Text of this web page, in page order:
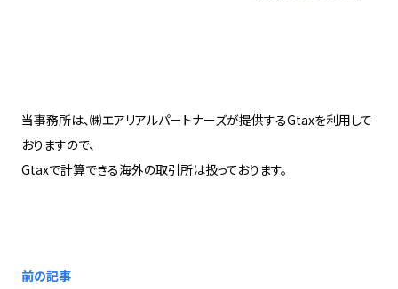
当事務所は、㈱エアリアルパートナーズが提供するGtaxを利用して
おりますので、
Gtaxで計算できる海外の取引所は扱っております。
前の記事